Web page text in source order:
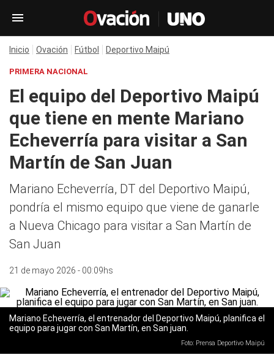
Inicio Ovación Fútbol Deportivo Maipú
PRIMERA NACIONAL
El equipo del Deportivo Maipú
que tiene en mente Mariano
Echeverría para visitar a San
Martín de San Juan
Mariano Echeverría, DT del Deportivo Maipú,
pondría el mismo equipo que viene de ganarle
a Nueva Chicago para visitar a San Martín de
San Juan
21 de mayo 2026 - 00:09hs
Mariano Echeverría, el entrenador del Deportivo Maipú, planifica el
equipo para jugar con San Martín, en San juan.
Foto: Prensa Deportivo Maipú